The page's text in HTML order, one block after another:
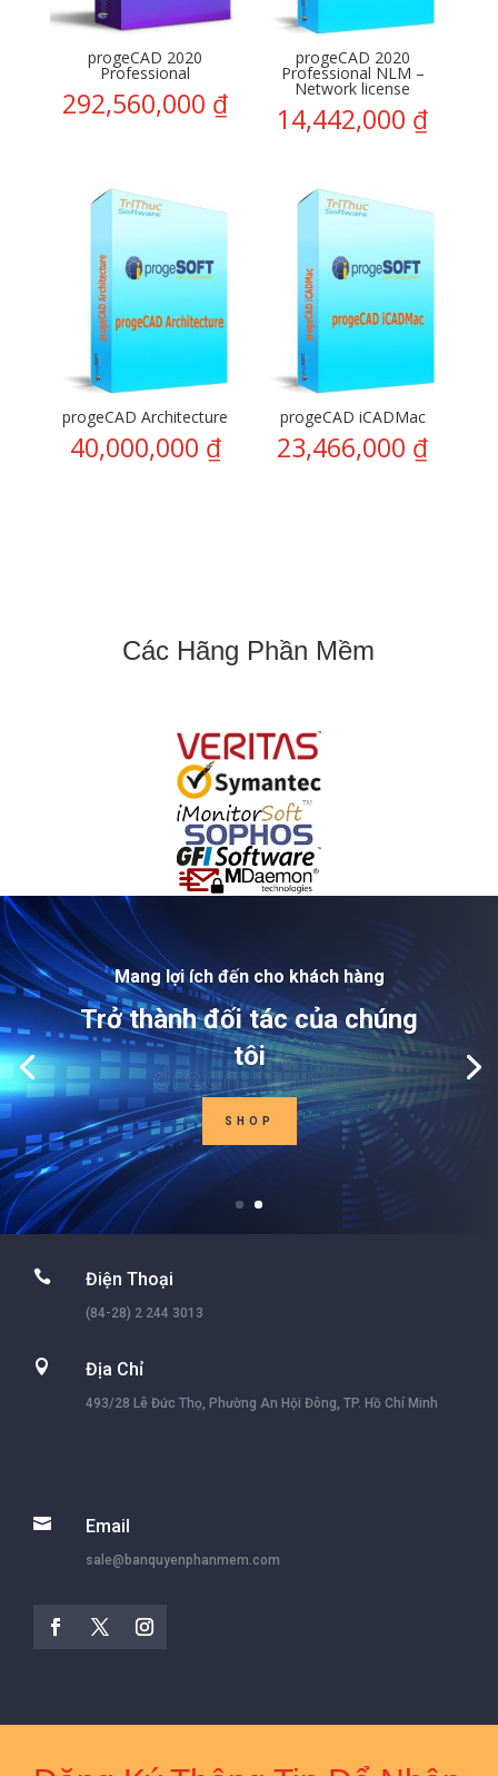
progeCAD 2020
Professional
292,560,000 ₫
progeCAD 2020
Professional NLM –
Network license
14,442,000 ₫
progeCAD Architecture
40,000,000 ₫
progeCAD iCADMac
23,466,000 ₫
Các Hãng Phần Mềm
Mang lợi ích đến cho khách hàng
Trở thành đối tác của chúng
tôi
SHOP
 Điện Thoại
(84-28) 2 244 3013
 Địa Chỉ
493/28 Lê Đức Thọ, Phường An Hội Đông, TP. Hồ Chí Minh
 Email
sale@banquyenphanmem.com